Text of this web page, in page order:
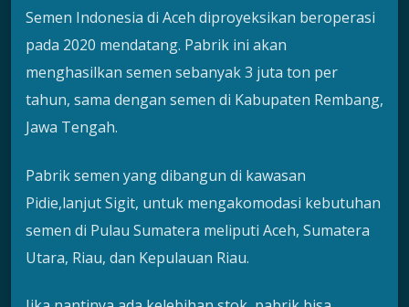
Semen Indonesia di Aceh diproyeksikan beroperasi
pada 2020 mendatang. Pabrik ini akan
menghasilkan semen sebanyak 3 juta ton per
tahun, sama dengan semen di Kabupaten Rembang,
Jawa Tengah.
Pabrik semen yang dibangun di kawasan
Pidie,lanjut Sigit, untuk mengakomodasi kebutuhan
semen di Pulau Sumatera meliputi Aceh, Sumatera
Utara, Riau, dan Kepulauan Riau.